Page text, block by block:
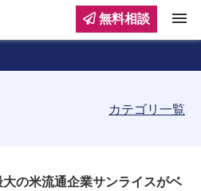
カテゴリ一覧
大の米流通企業サンライスがベ
無料相談 menu